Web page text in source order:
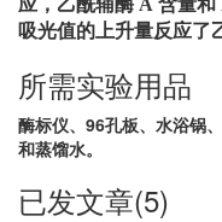
应，乙酰辅酶 A 含量
吸光值的上升量反应了
所需实验用品
酶标仪、96孔板、水浴锅
和蒸馏水。
已发文章(5)